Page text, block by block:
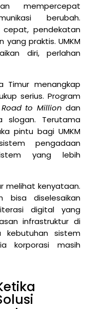
mempercepat
berubah.
cepat, pendekatan
yang praktis. UMKM
diri, perlahan
Timur menangkap
serius. Program
to Million dan
slogan. Terutama
pintu bagi UMKM
pengadaan
yang lebih
melihat kenyataan.
bisa diselesaikan
digital yang
infrastruktur di
kebutuhan sistem
korporasi masih